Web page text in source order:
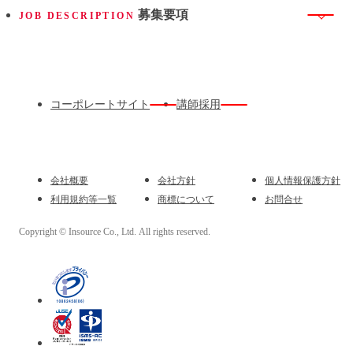
コーポレートサイト 講師採用
JOB DESCRIPTION 募集要項
会社概要 会社方針
個人情報保護方針
利用規約等一覧
商標について お問合せ
Copyright © Insource Co., Ltd. All rights reserved.